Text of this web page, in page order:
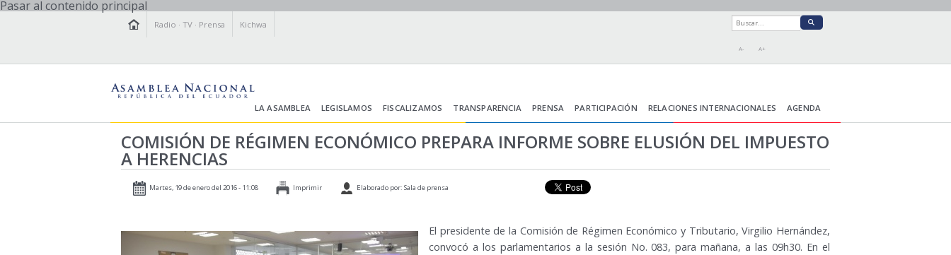
Pasar al contenido principal
Radio ·TV · Prensa Kichwa
A- A+
LA ASAMBLEA LEGISLAMOS FISCALIZAMOS TRANSPARENCIA PRENSA PARTICIPACIÓN RELACIONES INTERNACIONALES AGENDA
COMISIÓN DE RÉGIMEN ECONÓMICO PREPARA INFORME SOBRE ELUSIÓN DEL IMPUESTO
A HERENCIAS
Martes, 19 de enero del 2016 - 11:08 Imprimir Elaborado por: Sala de prensa
El presidente de la Comisión de Régimen Económico y Tributario, Virgilio Hernández,
convocó a los parlamentarios a la sesión No. 083, para mañana, a las 09h30. En el